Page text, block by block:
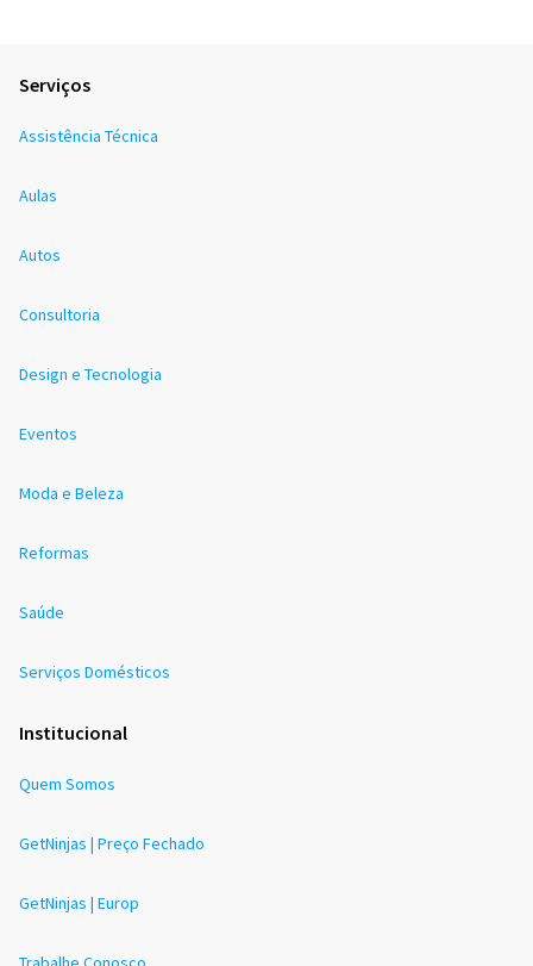
Serviços
Assistência Técnica
Aulas
Autos
Consultoria
Design e Tecnologia
Eventos
Moda e Beleza
Reformas
Saúde
Serviços Domésticos
Institucional
Quem Somos
GetNinjas | Preço Fechado
GetNinjas | Europ